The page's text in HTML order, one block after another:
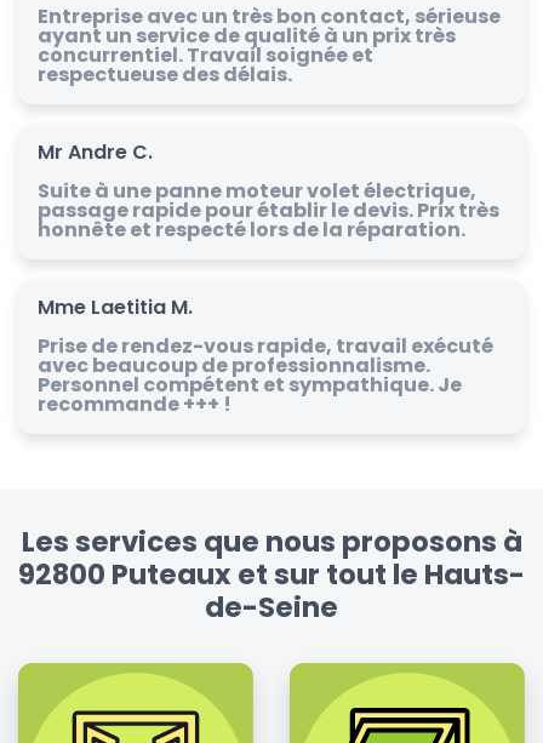
Entreprise avec un très bon contact, sérieuse
ayant un service de qualité à un prix très
concurrentiel. Travail soignée et
respectueuse des délais.
Mr Andre C.
Suite à une panne moteur volet électrique,
passage rapide pour établir le devis. Prix très
honnête et respecté lors de la réparation.
Mme Laetitia M.
Prise de rendez-vous rapide, travail exécuté
avec beaucoup de professionnalisme.
Personnel compétent et sympathique. Je
recommande +++ !
Les services que nous proposons à
92800 Puteaux et sur tout le Hauts-
de-Seine